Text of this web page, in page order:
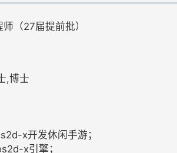
（27届提前批）
,博士
x开发休闲手游；
x引擎；